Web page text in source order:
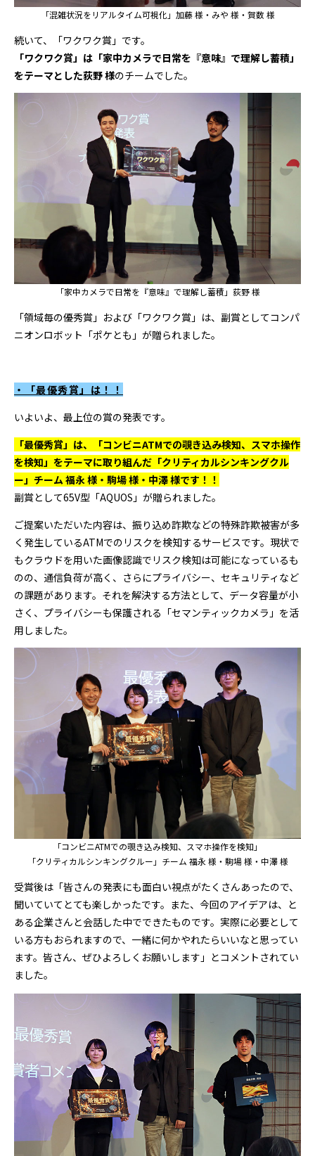
「混雑状況をリアルタイム可視化」加藤 様・みや 様・賀数 様
続いて、「ワクワク賞」です。
「ワクワク賞」は「家中カメラで日常を『意味』で理解し蓄積」
をテーマとした荻野 様のチームでした。
「家中カメラで日常を『意味』で理解し蓄積」荻野 様
「領域毎の優秀賞」および「ワクワク賞」は、副賞としてコンパ
ニオンロボット「ポケとも」が贈られました。
・「最優秀賞」は！！
いよいよ、最上位の賞の発表です。
「最優秀賞」は、「コンビニATMでの覗き込み検知、スマホ操作
を検知」をテーマに取り組んだ「クリティカルシンキングクル
ー」チーム 福永 様・駒場 様・中澤 様です！！
副賞として65V型「AQUOS」が贈られました。
ご提案いただいた内容は、振り込め詐欺などの特殊詐欺被害が多
く発生しているATMでのリスクを検知するサービスです。現状で
もクラウドを用いた画像認識でリスク検知は可能になっているも
のの、通信負荷が高く、さらにプライバシー、セキュリティなど
の課題があります。それを解決する方法として、データ容量が小
さく、プライバシーも保護される「セマンティックカメラ」を活
用しました。
「コンビニATMでの覗き込み検知、スマホ操作を検知」
「クリティカルシンキングクルー」チーム 福永 様・駒場 様・中澤 様
受賞後は「皆さんの発表にも面白い視点がたくさんあったので、
聞いていてとても楽しかったです。また、今回のアイデアは、と
ある企業さんと会話した中でできたものです。実際に必要として
いる方もおられますので、一緒に何かやれたらいいなと思ってい
ます。皆さん、ぜひよろしくお願いします」とコメントされてい
ました。